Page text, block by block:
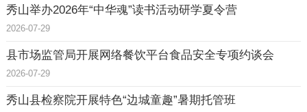
秀山举办2026年“中华魂”读书活动研学夏令营
2026-07-29
县市场监管局开展网络餐饮平台食品安全专项约谈会
2026-07-29
秀山县检察院开展特色“边城童趣”暑期托管班